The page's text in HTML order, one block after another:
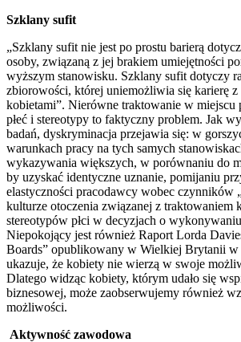
Szklany sufit
„Szklany sufit nie jest po prostu barierą
osoby, związaną z jej brakiem umiejętności
wyższym stanowisku. Szklany sufit dotyczy
zbiorowości, której uniemożliwia się karierę
kobietami”. Nierówne traktowanie w miejscu
płeć i stereotypy to faktyczny problem. Jak
badań, dyskryminacja przejawia się: w
warunkach pracy na tych samych
wykazywania większych, w porównaniu do
by uzyskać identyczne uznanie, pomijaniu
elastyczności pracodawcy wobec czynników
kulturze otoczenia związanej z traktowaniem
stereotypów płci w decyzjach o
Niepokojący jest również Raport Lorda
Boards” opublikowany w Wielkiej Brytanii
ukazuje, że kobiety nie wierzą w swoje
Dlatego widząc kobiety, którym udało się
biznesowej, może zaobserwujemy również
możliwości.
Aktywność zawodowa